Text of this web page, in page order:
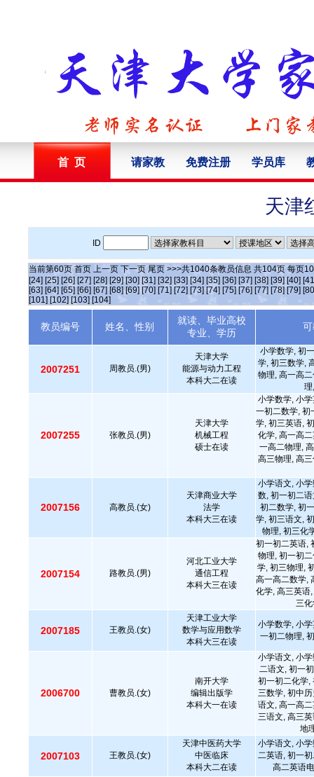
首 页 请家教 免费注册 学员库
天津
ID
当前第60页 首页 上一页 下一页 尾页 >>>共1040条教员信息 共104页 每页10
[24] [25] [26] [27] [28] [29] [30] [31] [32] [33] [34] [35] [36] [37] [38] [39] [40]
[63] [64] [65] [66] [67] [68] [69] [70] [71] [72] [73] [74] [75] [76] [77] [78] [79]
[101] [102] [103] [104]
教员编号 姓名、性别
就读、毕业高校
专业、学历
2007251 周教员.(男)
天津大学
能源与动力工程
本科大二在读
小学数学, 初
学, 初三数学,
物理, 高一高
2007255 张教员.(男)
天津大学
机械工程
硕士在读
小学数学, 小
一初二数学, 初
学, 初三英语,
化学, 高一高
一高二物理,
高三物理, 高
2007156 高教员.(女)
天津商业大学
法学
本科大三在读
小学语文, 小
数, 初一初二
初二数学, 初
学, 初三语文,
物理, 初三化
2007154 路教员.(男)
河北工业大学
通信工程
本科大三在读
初一初二英语,
物理, 初一初
学, 初三物理,
高一高二数学,
化学, 高三英语
三
2007185 王教员.(女)
天津工业大学
数学与应用数学
本科大三在读
小学数学, 小
一初二物理,
2006700 曹教员.(女)
南开大学
编辑出版学
本科大一在读
小学语文, 小
二语文, 初一
初一初二化学,
三数学, 初中
语文, 高一高
三语文, 高三
地
2007103 王教员.(女)
天津中医药大学
中医临床
本科大二在读
小学语文, 小
二英语, 初一
高二英语